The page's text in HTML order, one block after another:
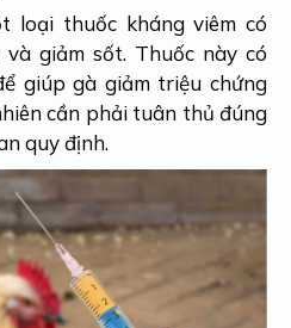
loại thuốc kháng viêm có
giảm sốt. Thuốc này có
giúp gà giảm triệu chứng
cần phải tuân thủ đúng
quy định.